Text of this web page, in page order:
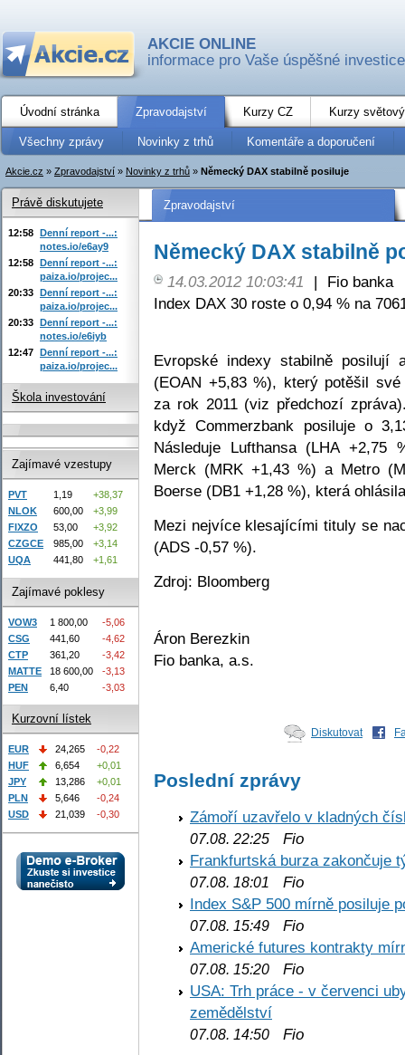
AKCIE ONLINE
informace pro Vaše úspěšné investice
Úvodní stránka Zpravodajství Kurzy CZ Kurzy
Všechny zprávy Novinky z trhů Komentáře a doporučení
Akcie.cz » Zpravodajství » Novinky z trhů » Německý DAX stabilně posiluje
Zpravodajství
Německý DAX stabilně
14.03.2012 10:03:41 |
Fio banka
Index DAX 30 roste o 0,94 % na
Evropské indexy stabilně posilují
(EOAN +5,83 %), který potěšil
za rok 2011 (viz předchozí
když Commerzbank posiluje o
Následuje Lufthansa (LHA +2,75
Merck (MRK +1,43 %) a Metro
Boerse (DB1 +1,28 %), která
Mezi nejvíce klesajícími tituly se
(ADS -0,57 %).
Zdroj: Bloomberg
Áron Berezkin
Fio banka, a.s.
Diskutovat
Poslední zprávy
Zámoří uzavřelo v kladných
07.08. 22:25 Fio
Frankfurtská burza zakončuje
07.08. 18:01
Fio
Index S&P 500 mírně posiluje
07.08. 15:49 Fio
Americké futures kontrakty
07.08. 15:20 Fio
USA: Trh práce - v červenci
zemědělství
07.08. 14:50 Fio
Právě diskutujete
12:58 Denní report -...:
notes.io/e6ay9
12:58 Denní report -...:
paiza.io/projec...
20:33 Denní report -...:
paiza.io/projec...
20:33 Denní report -...:
notes.io/e6iyb
12:47 Denní report -...:
paiza.io/projec...
Škola investování
Zajímavé vzestupy
PVT 1,19
+38,37
NLOK
600,00
+3,99
FIXZO
53,00
+3,92
CZGCE
985,00
+3,14
UQA
441,80 +1,61
Zajímavé poklesy
VOW3 1 800,00
-5,06
CSG
441,60
-4,62
CTP
361,20
-3,42
MATTE
18 600,00
-3,13
PEN
6,40 -3,03
Kurzovní lístek
EUR 24,265
-0,22
HUF
6,654
+0,01
JPY
13,286
+0,01
PLN
5,646
-0,24
USD
21,039 -0,30